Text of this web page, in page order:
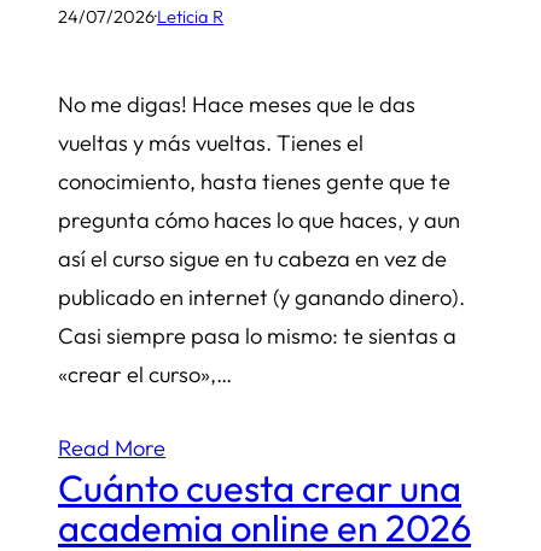
24/07/2026·Leticia R
No me digas! Hace meses que le das
vueltas y más vueltas. Tienes el
conocimiento, hasta tienes gente que te
pregunta cómo haces lo que haces, y aun
así el curso sigue en tu cabeza en vez de
publicado en internet (y ganando dinero).
Casi siempre pasa lo mismo: te sientas a
«crear el curso»,…
Read More
Cuánto cuesta crear una
academia online en 2026